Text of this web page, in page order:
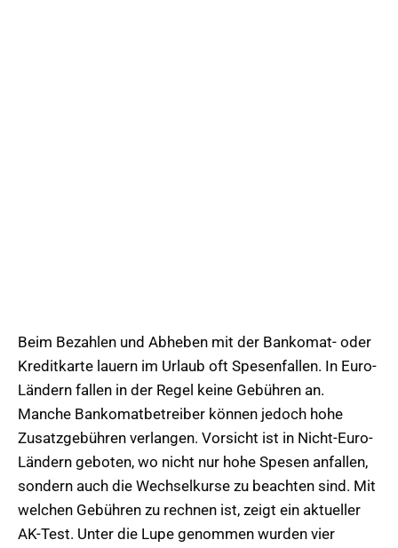
Beim Bezahlen und Abheben mit der Bankomat- oder
Kreditkarte lauern im Urlaub oft Spesenfallen. In Euro-
Ländern fallen in der Regel keine Gebühren an.
Manche Bankomatbetreiber können jedoch hohe
Zusatzgebühren verlangen. Vorsicht ist in Nicht-Euro-
Ländern geboten, wo nicht nur hohe Spesen anfallen,
sondern auch die Wechselkurse zu beachten sind. Mit
welchen Gebühren zu rechnen ist, zeigt ein aktueller
AK-Test. Unter die Lupe genommen wurden vier